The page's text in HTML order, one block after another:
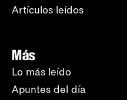
Artículos leídos
Más
Lo más leído
Apuntes del día